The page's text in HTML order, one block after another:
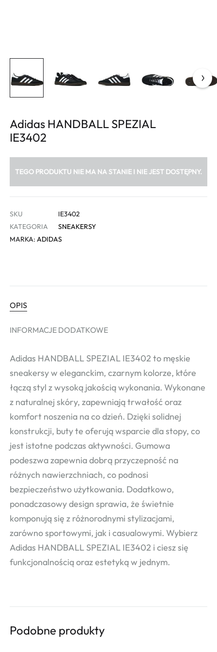
Adidas HANDBALL SPEZIAL
IE3402
TEGO PRODUKTU NIE MA NA STANIE I NIE JEST DOSTĘPNY.
SKU
IE3402
KATEGORIA
SNEAKERSY
MARKA: ADIDAS
OPIS
INFORMACJE DODATKOWE
Adidas HANDBALL SPEZIAL IE3402 to męskie
sneakersy w eleganckim, czarnym kolorze, które
łączą styl z wysoką jakością wykonania. Wykonane
z naturalnej skóry, zapewniają trwałość oraz
komfort noszenia na co dzień. Dzięki solidnej
konstrukcji, buty te oferują wsparcie dla stopy, co
jest istotne podczas aktywności. Gumowa
podeszwa zapewnia dobrą przyczepność na
różnych nawierzchniach, co podnosi
bezpieczeństwo użytkowania. Dodatkowo,
ponadczasowy design sprawia, że świetnie
komponują się z różnorodnymi stylizacjami,
zarówno sportowymi, jak i casualowymi. Wybierz
Adidas HANDBALL SPEZIAL IE3402 i ciesz się
funkcjonalnością oraz estetyką w jednym.
Podobne produkty